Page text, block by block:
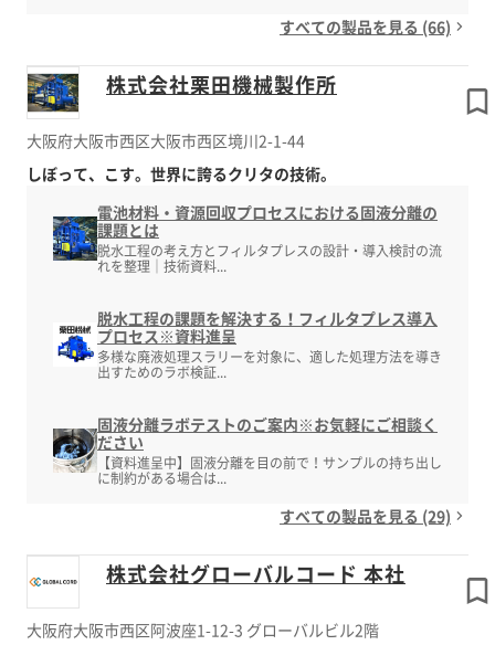
すべての製品を見る (66)
株式会社栗田機械製作所
大阪府大阪市西区大阪市西区境川2-1-44
しぼって、こす。世界に誇るクリタの技術。
電池材料・資源回収プロセスにおける固液分離の
課題とは
脱水工程の考え方とフィルタプレスの設計・導入検討の流
れを整理｜技術資料...
脱水工程の課題を解決する！フィルタプレス導入
プロセス※資料進呈
多様な廃液処理スラリーを対象に、適した処理方法を導き
出すためのラボ検証...
固液分離ラボテストのご案内※お気軽にご相談く
ださい
【資料進呈中】固液分離を目の前で！サンプルの持ち出し
に制約がある場合は...
すべての製品を見る (29)
株式会社グローバルコード 本社
大阪府大阪市西区阿波座1-12-3 グローバルビル2階